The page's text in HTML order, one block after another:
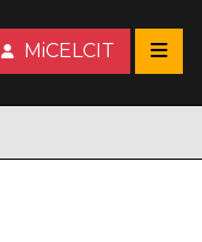
MiCELCIT